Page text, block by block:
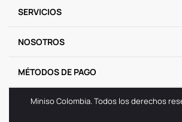
SERVICIOS
NOSOTROS
MÉTODOS DE PAGO
Miniso Colombia. Todos los derechos